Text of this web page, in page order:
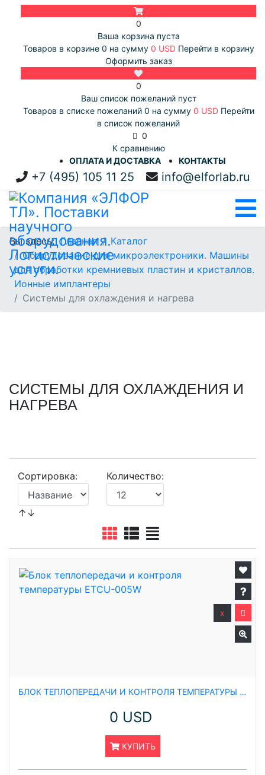
0
Ваша корзина пуста
Товаров в корзине 0 на сумму 0 USD Перейти в корзину
Оформить заказ
0
Ваш список пожеланий пуст
Товаров в списке пожеланий 0 на сумму 0 USD Перейти
в список пожеланий
0
К сравнению
ОПЛАТА И ДОСТАВКА
КОНТАКТЫ
+7 (495) 105 11 25 info@elforlab.ru
Вы здесь:Главная
Каталог
Оборудование для микроэлектроники. Машины
для обработки кремниевых пластин и кристаллов.
Ионные имплантеры
Системы для охлаждения и нагрева
СИСТЕМЫ ДЛЯ ОХЛАЖДЕНИЯ И
НАГРЕВА
Сортировка:
↑↓
Количество:
БЛОК ТЕПЛОПЕРЕДАЧИ И КОНТРОЛЯ ТЕМПЕРАТУРЫ ETCU-005W
0 USD
КУПИТЬ
x